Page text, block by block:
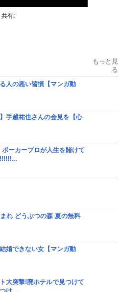
共有:
もっと見
る
人の悪い習慣【マンガ動
手越祐也さんの会見を【心
ポーカープロが人生を賭けて
れ どうぶつの森 夏の無料
婚できない女【マンガ動
大突撃!廃ホテルで見つけて